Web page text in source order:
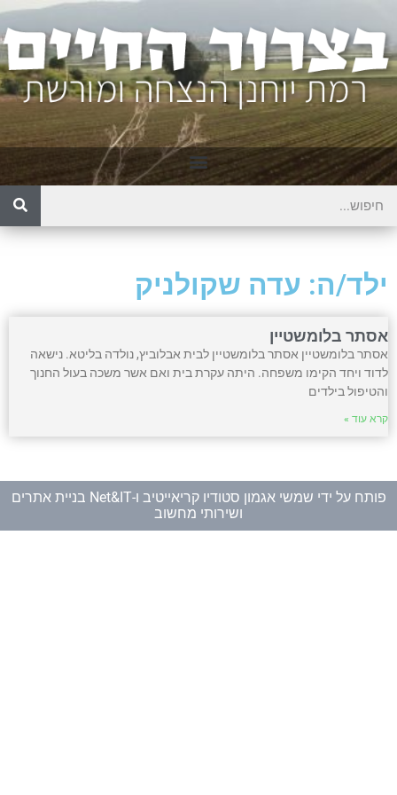
ילד/ה: עדה שקולניק
אסתר בלומשטיין
אסתר בלומשטיין אסתר בלומשטיין לבית אבלוביץ, נולדה בליטא. נישאה
לדוד ויחד הקימו משפחה. היתה עקרת בית ואם אשר משכה בעול החנוך
והטיפול בילדים
קרא עוד »
פותח על ידי שמשי אגמון סטודיו קריאייטיב ו-
Net&IT בניית אתרים
ושירותי מחשוב